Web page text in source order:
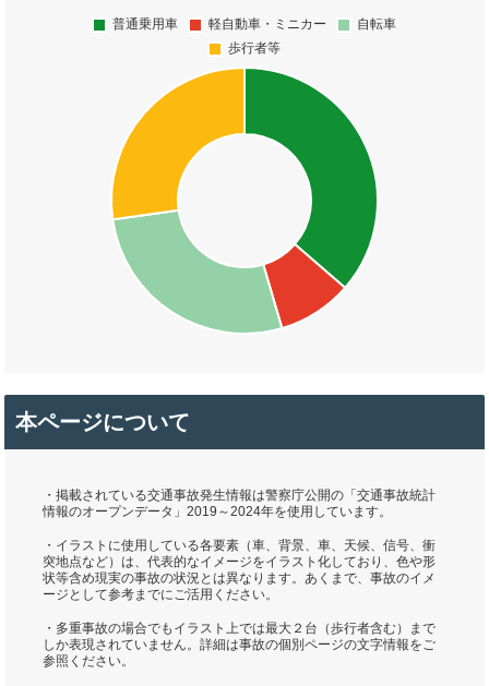
本ページについて
・掲載されている交通事故発生情報は警察庁公開の「交通事故統計
情報のオープンデータ」2019～2024年を使用しています。
・イラストに使用している各要素（車、背景、車、天候、信号、衝
突地点など）は、代表的なイメージをイラスト化しており、色や形
状等含め現実の事故の状況とは異なります。あくまで、事故のイメ
ージとして参考までにご活用ください。
・多重事故の場合でもイラスト上では最大２台（歩行者含む）まで
しか表現されていません。詳細は事故の個別ページの文字情報をご
参照ください。